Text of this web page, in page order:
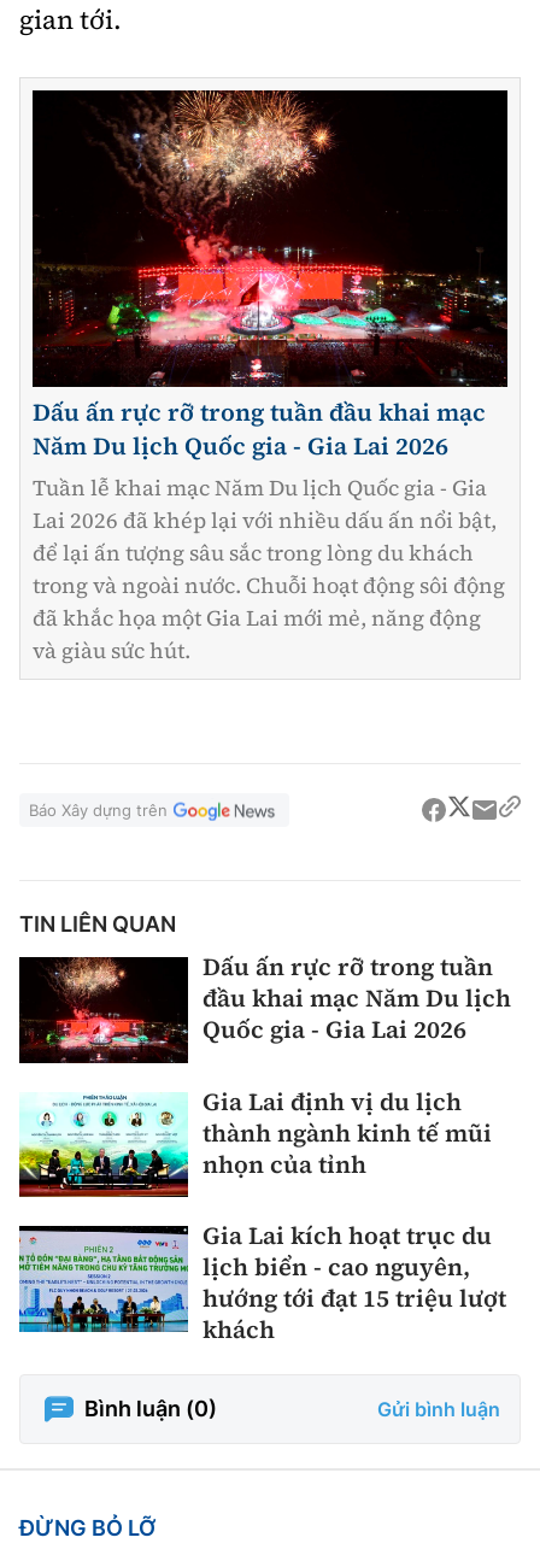
gian tới.
Dấu ấn rực rỡ trong tuần đầu khai mạc
Năm Du lịch Quốc gia - Gia Lai 2026
Tuần lễ khai mạc Năm Du lịch Quốc gia - Gia
Lai 2026 đã khép lại với nhiều dấu ấn nổi bật,
để lại ấn tượng sâu sắc trong lòng du khách
trong và ngoài nước. Chuỗi hoạt động sôi động
đã khắc họa một Gia Lai mới mẻ, năng động
và giàu sức hút.
Báo Xây dựng trên
TIN LIÊN QUAN
Dấu ấn rực rỡ trong tuần
đầu khai mạc Năm Du lịch
Quốc gia - Gia Lai 2026
Gia Lai định vị du lịch
thành ngành kinh tế mũi
nhọn của tỉnh
Gia Lai kích hoạt trục du
lịch biển - cao nguyên,
hướng tới đạt 15 triệu lượt
khách
Bình luận (0) Gửi bình luận
ĐỪNG BỎ LỠ